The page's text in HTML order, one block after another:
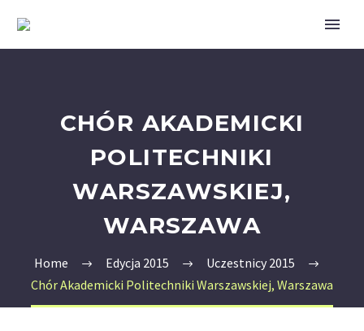
CHÓR AKADEMICKI
POLITECHNIKI
WARSZAWSKIEJ,
WARSZAWA
Home Edycja 2015
Uczestnicy 2015
Chór Akademicki Politechniki Warszawskiej, Warszawa